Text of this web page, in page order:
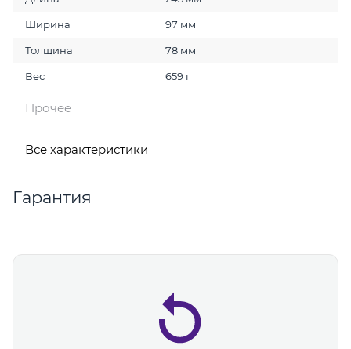
Ширина 97 мм
Толщина 78 мм
Вес 659 г
Прочее
Все характеристики
Гарантия